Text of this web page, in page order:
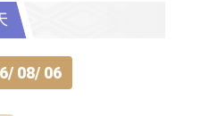
08/ 06